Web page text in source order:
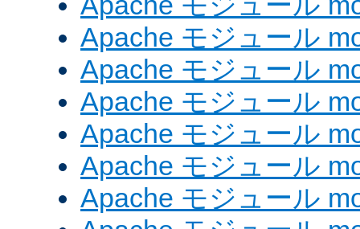
Apache モジュール
Apache モジュール
Apache モジュール
Apache モジュール
Apache モジュール
Apache モジュール